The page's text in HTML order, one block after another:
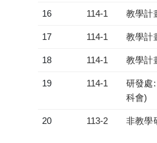
16 114-1 教學計
17 114-1 教學計
18 114-1 教學計
19 114-1
研發處
科會)
20 113-2 非教學